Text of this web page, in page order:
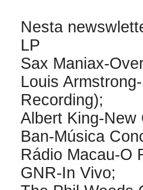
Nesta
LP
Sax Maniax-
Louis
Recording);
Albert King-New
Ban-Música
Rádio Macau-O
GNR-In Vivo;